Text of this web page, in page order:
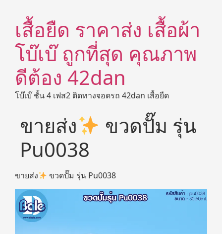
เสื้อยืด ราคาส่ง เสื้อผ้า
โบ๊เบ๊ ถูกที่สุด คุณภาพ
ดีต้อง 42dan
โบ๊เบ๊ ชั้น 4 เฟส2 ติดทางจอดรถ 42dan เสื้อยืด
ขายส่ง
ขวดปั๊ม รุ่น
Pu0038
ขายส่ง ขวดปั๊ม รุ่น Pu0038